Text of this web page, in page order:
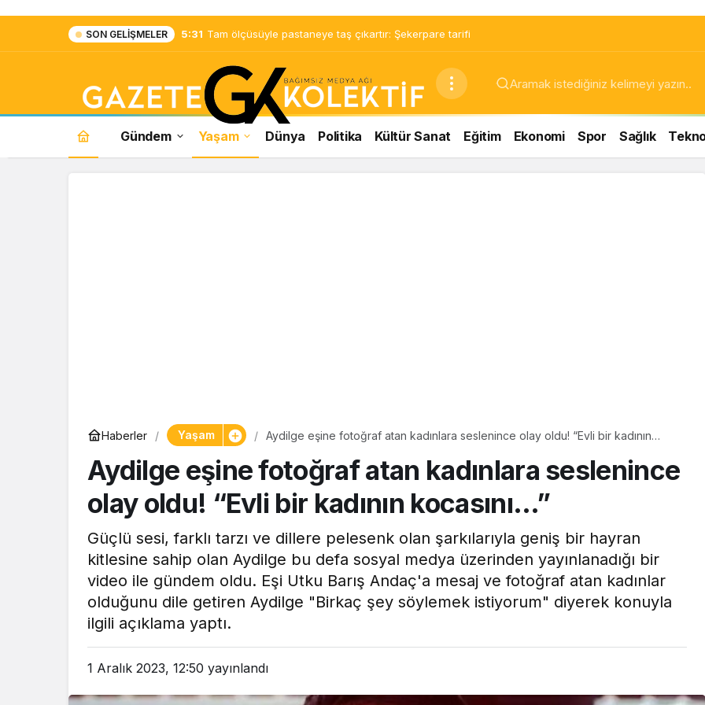
SON GELIŞMELER 5:31 Tam ölçüsüyle pastaneye taş çıkartır: Şekerpare tarifi
Gündem Yaşam Dünya Politika Kültür Sanat Eğitim Ekonomi Spor Sağlık
Haberler Yaşam
Aydilge eşine fotoğraf atan kadınlara seslenince olay oldu! “Evli bir kadının
Aydilge eşine fotoğraf atan kadınlara seslenince
olay oldu! “Evli bir kadının kocasını…”
Güçlü sesi, farklı tarzı ve dillere pelesenk olan şarkılarıyla geniş bir hayran
kitlesine sahip olan Aydilge bu defa sosyal medya üzerinden yayınlanadığı bir
video ile gündem oldu. Eşi Utku Barış Andaç'a mesaj ve fotoğraf atan kadınlar
olduğunu dile getiren Aydilge "Birkaç şey söylemek istiyorum" diyerek konuyla
ilgili açıklama yaptı.
1 Aralık 2023, 12:50 yayınlandı
Tam ölçüsüyle
pastaneye taş çıkartır:
Şekerpare tarifi
Çayın yanına çok
yakışacak bir mucize:
Brownie tadında ıslak
kurabiye tarifi…